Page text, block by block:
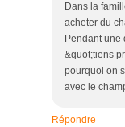
Dans la
acheter du
Pendant une
&quot;tiens
pourquoi on
avec le
Répondre